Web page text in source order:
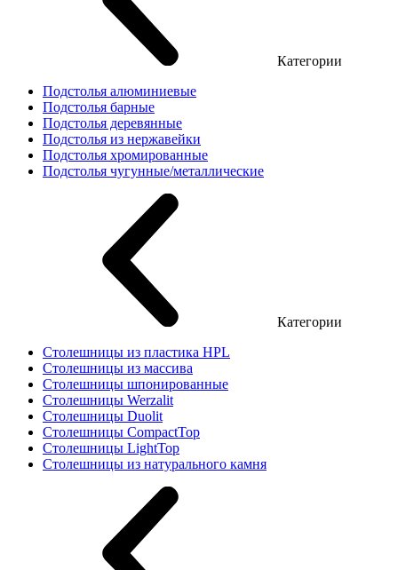
Категории
Подстолья алюминиевые
Подстолья барные
Подстолья деревянные
Подстолья из нержавейки
Подстолья хромированные
Подстолья чугунные/металлические
Категории
Столешницы из пластика HPL
Столешницы из массива
Столешницы шпонированные
Столешницы Werzalit
Столешницы Duolit
Столешницы CompactTop
Столешницы LightTop
Столешницы из натурального камня